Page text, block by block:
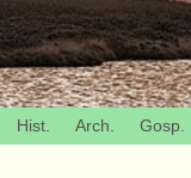
Hist. Arch. Gosp.